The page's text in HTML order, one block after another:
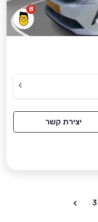
8
יצירת קשר
3